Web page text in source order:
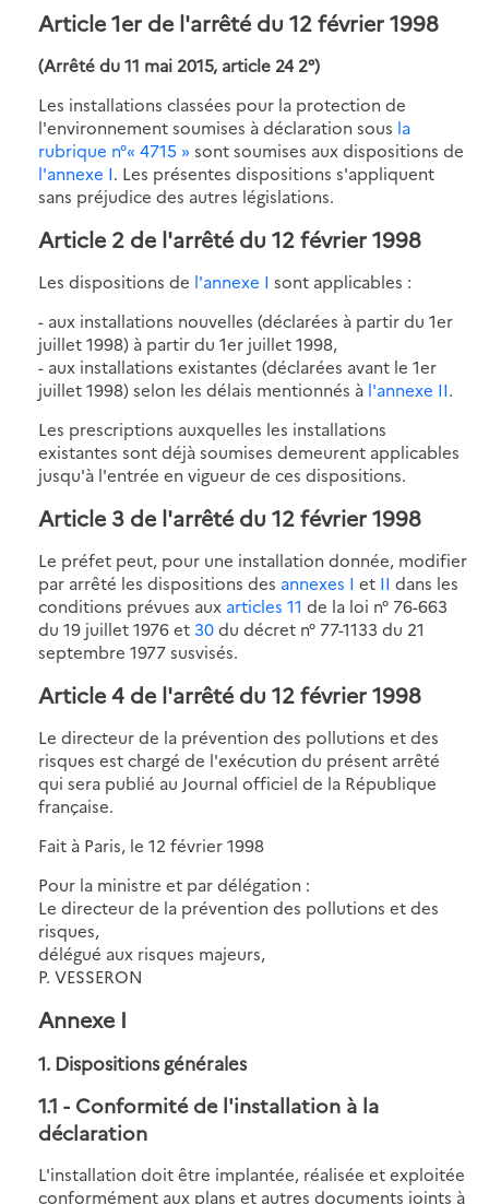
Article 1er de l'arrêté du 12 février 1998
(Arrêté du 11 mai 2015, article 24 2°)
Les installations classées pour la protection de
l'environnement soumises à déclaration sous la
rubrique n°« 4715 » sont soumises aux dispositions de
l'annexe I. Les présentes dispositions s'appliquent
sans préjudice des autres législations.
Article 2 de l'arrêté du 12 février 1998
Les dispositions de l'annexe I sont applicables :
- aux installations nouvelles (déclarées à partir du 1er
juillet 1998) à partir du 1er juillet 1998,
- aux installations existantes (déclarées avant le 1er
juillet 1998) selon les délais mentionnés à l'annexe II.
Les prescriptions auxquelles les installations
existantes sont déjà soumises demeurent applicables
jusqu'à l'entrée en vigueur de ces dispositions.
Article 3 de l'arrêté du 12 février 1998
Le préfet peut, pour une installation donnée, modifier
par arrêté les dispositions des annexes I et II dans les
conditions prévues aux articles 11 de la loi n° 76-663
du 19 juillet 1976 et 30du décret n° 77-1133 du 21
septembre 1977 susvisés.
Article 4 de l'arrêté du 12 février 1998
Le directeur de la prévention des pollutions et des
risques est chargé de l'exécution du présent arrêté
qui sera publié au Journal officiel de la République
française.
Fait à Paris, le 12 février 1998
Pour la ministre et par délégation :
Le directeur de la prévention des pollutions et des
risques,
délégué aux risques majeurs,
P. VESSERON
Annexe I
1. Dispositions générales
1.1 - Conformité de l'installation à la
déclaration
L'installation doit être implantée, réalisée et exploitée
conformément aux plans et autres documents joints à